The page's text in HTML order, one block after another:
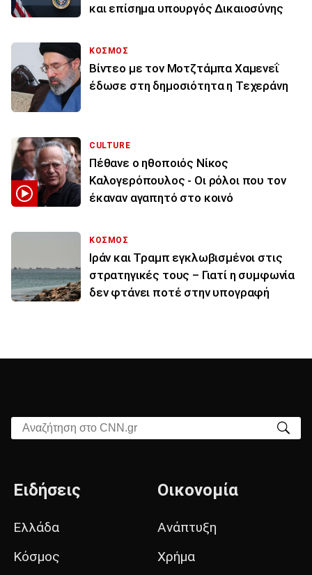
και επίσημα υπουργός Δικαιοσύνης
ΚΟΣΜΟΣ
Βίντεο με τον Μοτζτάμπα Χαμενεΐ
έδωσε στη δημοσιότητα η Τεχεράνη
CULTURE
Πέθανε ο ηθοποιός Νίκος
Καλογερόπουλος - Οι ρόλοι που τον
έκαναν αγαπητό στο κοινό
ΚΟΣΜΟΣ
Ιράν και Τραμπ εγκλωβισμένοι στις
στρατηγικές τους – Γιατί η συμφωνία
δεν φτάνει ποτέ στην υπογραφή
Αναζήτηση στο CNN.gr
Ειδήσεις
Ελλάδα
Κόσμος
Οικονομία
Ανάπτυξη
Χρήμα